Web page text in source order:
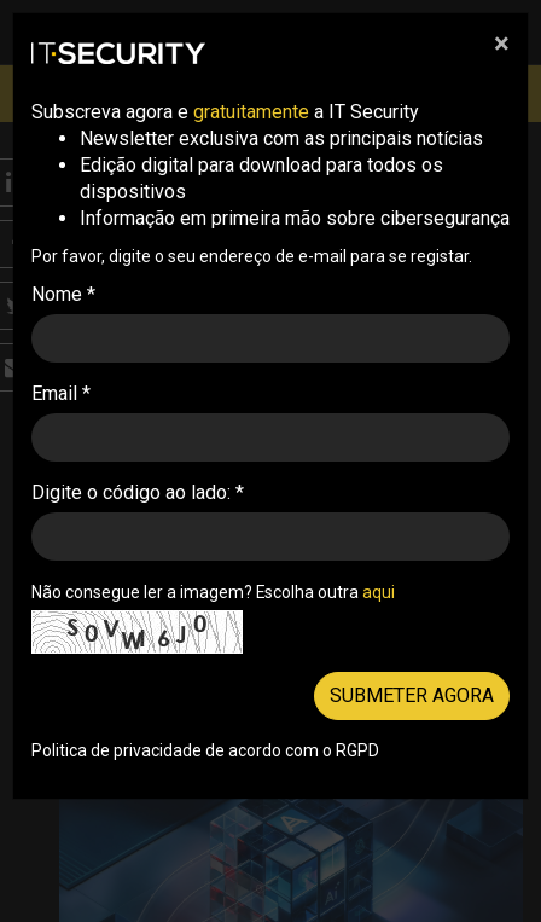
pesquisa
Inscrições abertas
S.LABS
O mercado de MSP em
Portugal enfrenta uma
nova era de
infraestrutura, IA e
resiliência operacional
À medida que os Managed Service Providers
(MSPs) continuam a navegar uma crescente
complexidade operacional, o aumento das
ameaças cibernéticas e expectativas cada vez
agora numa nova fase em que infraestrutura,
proteção e automação estão cada vez mais
×
Subscreva agora e gratuitamente a IT Security
Newsletter exclusiva com as principais notícias
Edição digital para download para todos os
dispositivos
Informação em primeira mão sobre cibersegurança
Por favor, digite o seu endereço de e-mail para se registar.
Nome *
Email *
Digite o código ao lado: *
Não consegue ler a imagem? Escolha outra aqui
SUBMETER AGORA
Politica de privacidade de acordo com o RGPD